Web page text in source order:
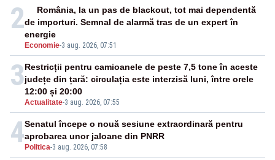
2
Economie-3 aug. 2026, 07:51
România, la un pas de blackout, tot mai dependentă
de importuri. Semnal de alarmă tras de un expert în
energie
3
Actualitate-3 aug. 2026, 07:55
Restricții pentru camioanele de peste 7,5 tone în aceste
județe din țară: circulația este interzisă luni, între orele
12:00 și 20:00
4 Politica-3 aug. 2026, 07:58
Senatul începe o nouă sesiune extraordinară pentru
aprobarea unor jaloane din PNRR